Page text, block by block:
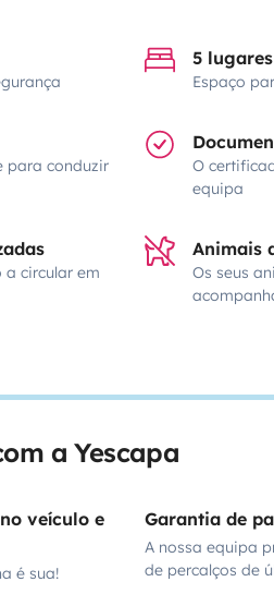
5
Espaço
para conduzir
O
equipa
circular em
Animais
Os seus
a Yescapa
veículo e
é sua!
Garantia de
A nossa equipa
de percalços de